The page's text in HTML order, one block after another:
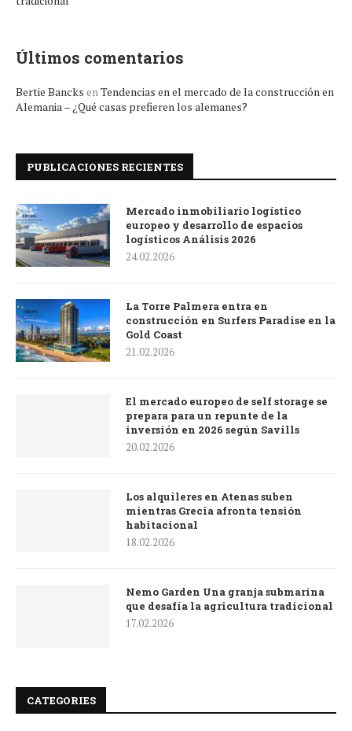
Últimos comentarios
Bertie Bancks enTendencias en el mercado de la construcción en
Alemania – ¿Qué casas prefieren los alemanes?
PUBLICACIONES RECIENTES
Mercado inmobiliario logístico
europeo y desarrollo de espacios
logísticos Análisis 2026
24.02.2026
La Torre Palmera entra en
construcción en Surfers Paradise en la
Gold Coast
21.02.2026
El mercado europeo de self storage se
prepara para un repunte de la
inversión en 2026 según Savills
20.02.2026
Los alquileres en Atenas suben
mientras Grecia afronta tensión
habitacional
18.02.2026
Nemo Garden Una granja submarina
que desafía la agricultura tradicional
17.02.2026
CATEGORIES